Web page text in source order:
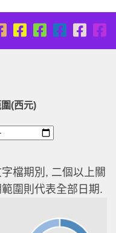
圍(西元)
檔期別, 二個以上關
圍則代表全部日期.